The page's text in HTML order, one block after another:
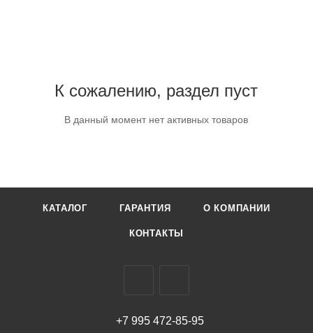
К сожалению, раздел пуст
В данный момент нет активных товаров
КАТАЛОГ ГАРАНТИЯ О КОМПАНИИ
КОНТАКТЫ
+7 995 472-85-95